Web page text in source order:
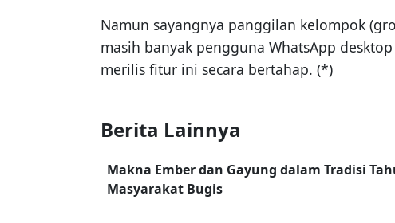
Namun sayangnya panggilan kelompok
masih banyak pengguna WhatsApp
merilis fitur ini secara bertahap. (*)
Berita Lainnya
Makna Ember dan Gayung dalam Tradisi
Masyarakat Bugis